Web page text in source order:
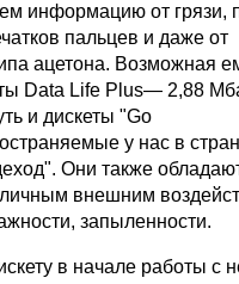
информа­цию от грязи,
пальцев и даже от
ацетона. Возможная
Data Life Plus— 2,88
и дискеты "Go
у нас в
Они также
внешним
запыленности.
в начале работы с